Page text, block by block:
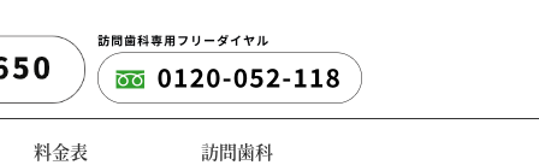
料金表 訪問歯科